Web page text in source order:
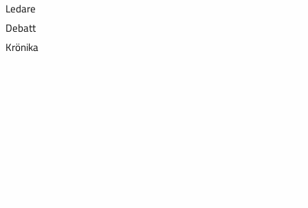
Ledare
Debatt
Krönika